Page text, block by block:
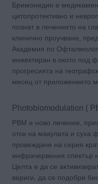
Бримонидин е
цитопротективно и
познат в лечението на
клинично проучване,
Академия по
инжектиран в окото под
прогресията на
месец от приложението
Photobiomodulation (
PBM е ново лечение,
оток на макулата и
провеждане на серия
инфрачервения спектър
Целта е да се
вериги, да се подобри